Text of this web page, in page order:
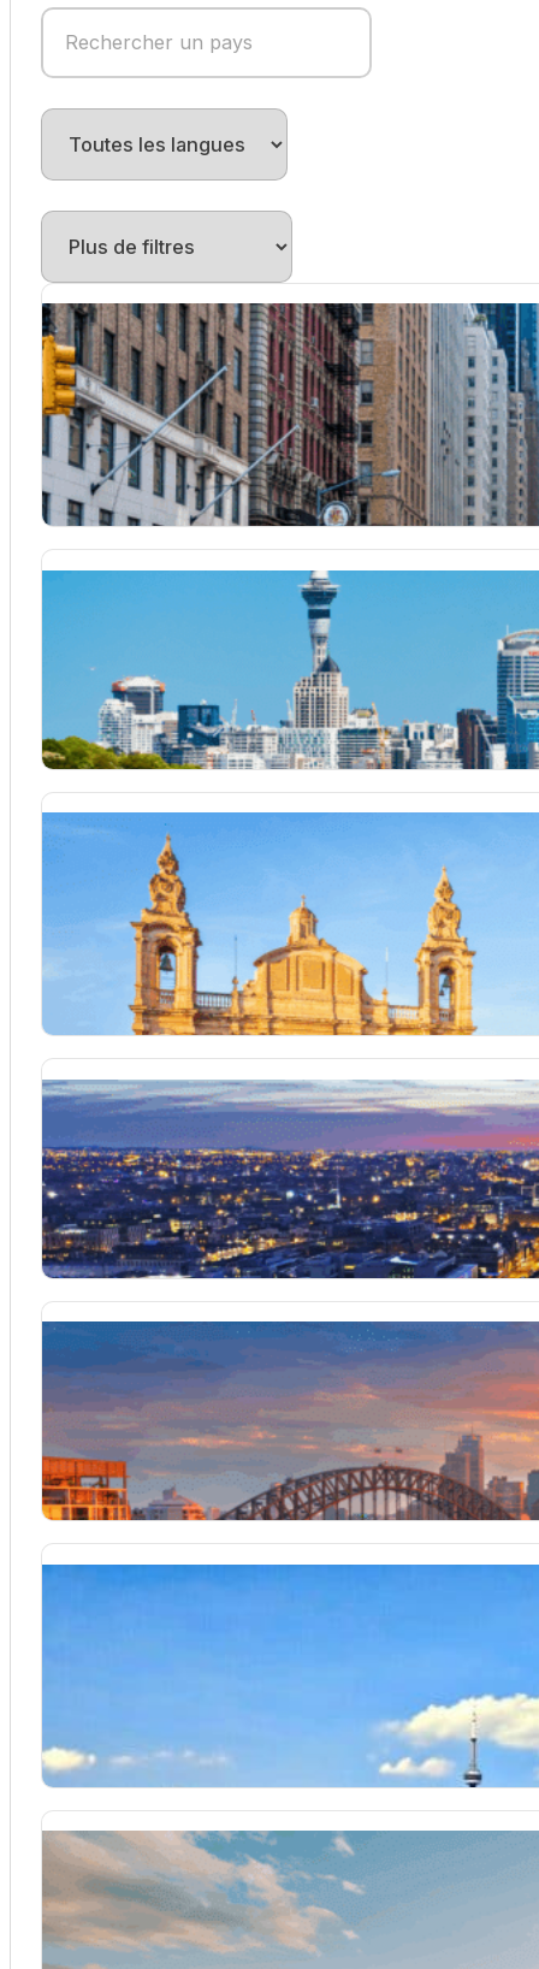
Séjour linguistique Etats-Unis
Apprendre l’anglais aux États-Unis représente une
la langue...
Séjour linguistique Nouvelle-Zélande
Envie d’améliorer votre anglais tout en vivant une
Séjour linguistique Malte
Cette île méditerranéenne, avec son mélange unique
Séjour linguistique Irlande
L’Irlande, célèbre pour ses paysages verdoyants et son
Séjour linguistique Australie
Apprendre l’anglais en Australie vous permettra de maîtriser
Le Canada, avec ses paysages spectaculaires et ses villes
Séjour linguistique Japon